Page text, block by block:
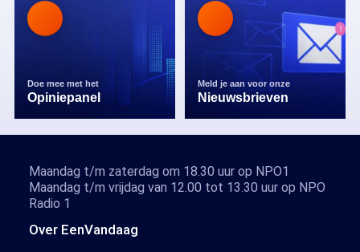
Doe mee met het
Opiniepanel
Meld je aan voor onze
Nieuwsbrieven
Over EenVandaag
Maandag t/m zaterdag om 18.30 uur op NPO1
Maandag t/m vrijdag van 12.00 tot 13.30 uur op NPO
Radio 1